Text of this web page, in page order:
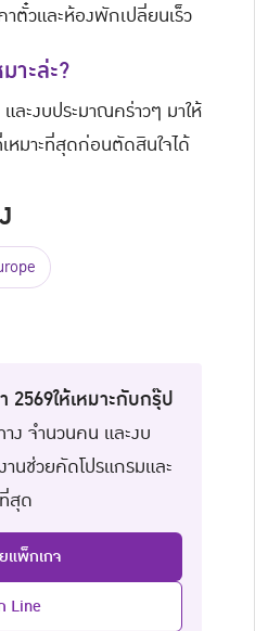
าตั๋วและห้องพักเปลี่ยนเร็ว
าะล่ะ?
ละงบประมาณคร่าวๆ มาให้
หมาะที่สุดก่อนตัดสินใจได้
ให้เหมาะกับกรุ๊ป
าง จำนวนคน และงบ
นช่วยคัดโปรแกรมและ
สุด
แพ็กเกจ
Line